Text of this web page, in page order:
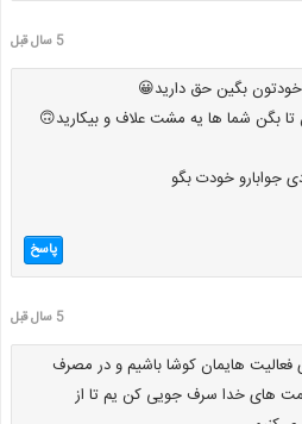
5 سال قبل
بگین حق دارید😀
تا بگن شما ها یه مشت علاف و بیکارید🙃
جوابارو خودت بگو
پاسخ
5 سال قبل
فعالیت هایمان کوشا باشیم و در مصرف
های خدا سرف جویی کن یم تا از